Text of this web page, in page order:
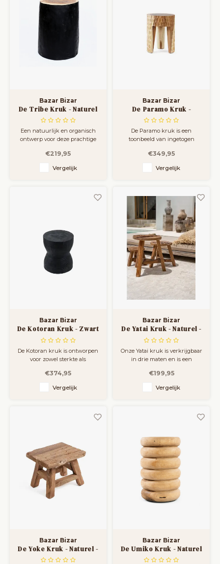
Bazar Bizar
De Tribe Kruk - Naturel
Zwart
Een natuurlijk en organisch
ontwerp voor deze prachtige
van massief Mungurr hout dat
verschillende interieurstijlen.
gebruiken als bijzettafeltje of e
€219,95
Vergelijk
Bazar Bizar
De Paramo Kruk -
Naturel
De Paramo kruk is een
toonbeeld van ingetogen
schoonheid. Vervaardigd uit
stevige poten, benadrukt de
houtnerf.
Compact en toch veelzijdig;
deze kruk b
€349,95
Vergelijk
Bazar Bizar
De Kotoran Kruk - Zwart
De Kotoran kruk is ontworpen
voor zowel sterkte als
waarbij elk stuk uniek is. De
rijke zwarte afwerking en de
ruwe, organische nerf van
zitplaats, decoratief accent of
€374,95
Vergelijk
Bazar Bizar
De Yatai Kruk - Naturel -
L
Onze Yatai kruk is verkrijgbaar
in drie maten en is een
kamer!
€199,95
Vergelijk
Bazar Bizar
De Yoke Kruk - Naturel -
S
Bazar Bizar
De Umiko Kruk - Naturel